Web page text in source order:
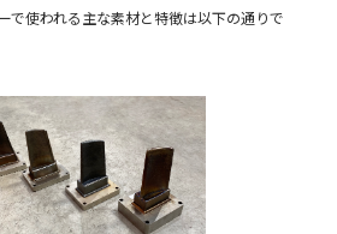
で使われる主な素材と特徴は以下の通りで